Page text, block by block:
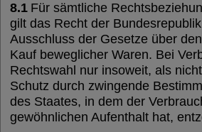
8.1 Für sämtliche
gilt das Recht der
Ausschluss der Gesetze über
Kauf beweglicher Waren. Bei
Rechtswahl nur insoweit, als
Schutz durch zwingende
des Staates, in dem der
gewöhnlichen Aufenthalt hat,